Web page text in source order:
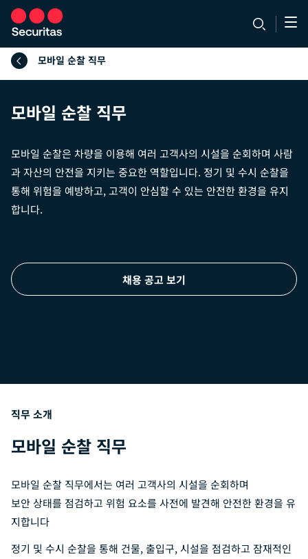
모바일 순찰 직무
모바일 순찰 직무
모바일 순찰은 차량을 이용해 여러 고객사의 시설을 순회하며 사람
과 자산의 안전을 지키는 중요한 역할입니다. 정기 및 수시 순찰을
통해 위험을 예방하고, 고객이 안심할 수 있는 안전한 환경을 유지
합니다.
채용 공고 보기
직무 소개
모바일 순찰 직무
모바일 순찰 직무에서는 여러 고객사의 시설을 순회하며
보안 상태를 점검하고 위험 요소를 사전에 발견해 안전한 환경을 유
지합니다
정기 및 수시 순찰을 통해 건물, 출입구, 시설을 점검하고 잠재적인